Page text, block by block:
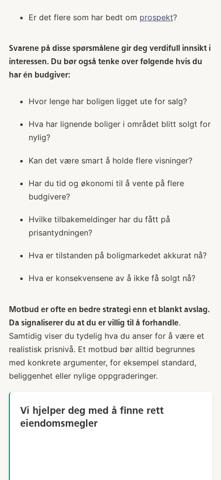
Er det flere som har bedt om prospekt?
Svarene på disse spørsmålene gir deg verdifull innsikt i
interessen. Du bør også tenke over følgende hvis du
har én budgiver:
Hvor lenge har boligen ligget ute for salg?
Hva har lignende boliger i området blitt solgt for
nylig?
Kan det være smart å holde flere visninger?
Har du tid og økonomi til å vente på flere
budgivere?
Hvilke tilbakemeldinger har du fått på
prisantydningen?
Hva er tilstanden på boligmarkedet akkurat nå?
Hva er konsekvensene av å ikke få solgt nå?
Motbud er ofte en bedre strategi enn et blankt avslag.
Da signaliserer du at du er villig til å forhandle.
Samtidig viser du tydelig hva du anser for å være et
realistisk prisnivå. Et motbud bør alltid begrunnes
med konkrete argumenter, for eksempel standard,
beliggenhet eller nylige oppgraderinger.
Vi hjelper deg med å finne rett
eiendomsmegler